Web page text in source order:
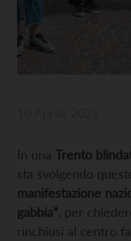
In una Trento
sta svolgendo
manifestazione
gabbia” , per
rinchiusi al centro